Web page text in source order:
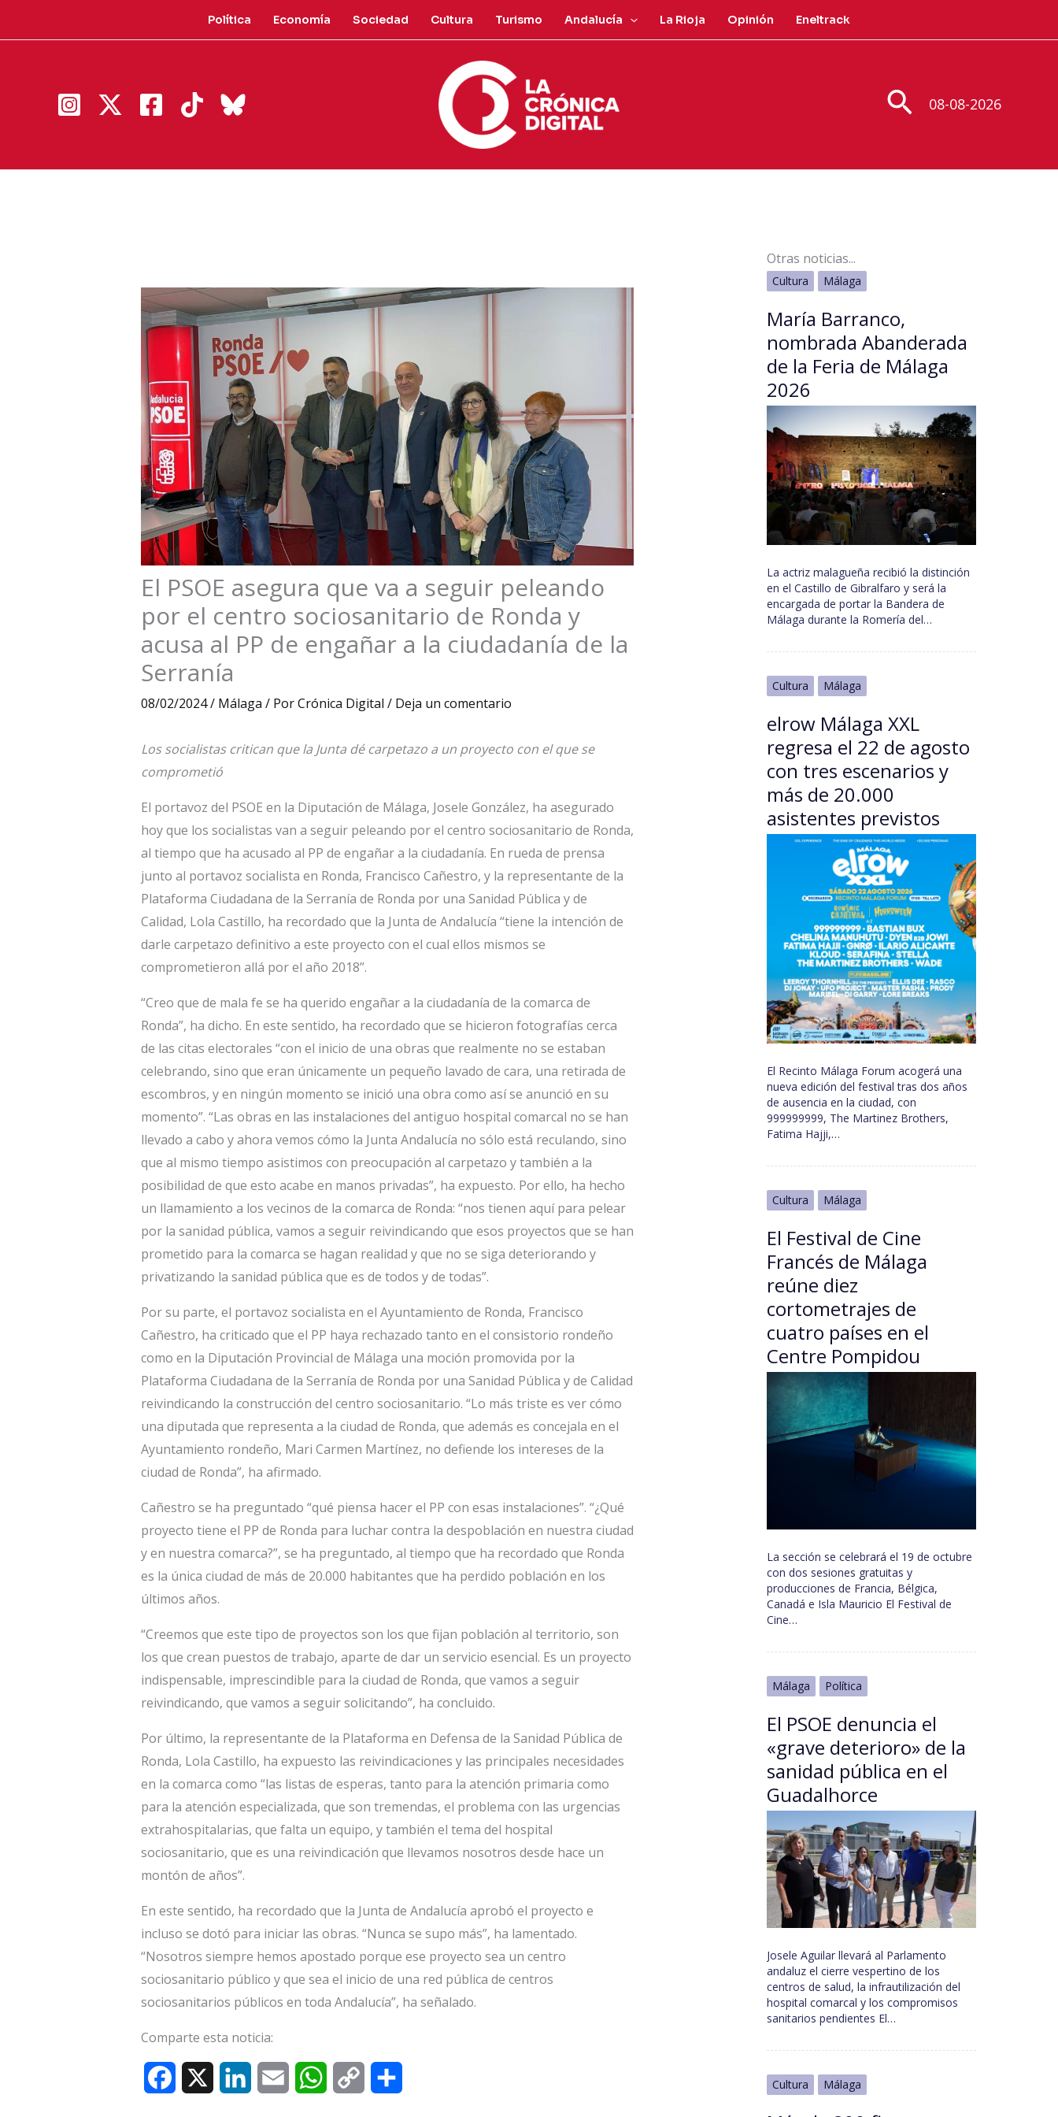
Política Economía Sociedad Cultura Turismo Andalucía La Rioja Opinión Eneltrack
Buscar
08-08-2026
El PSOE asegura que va a seguir peleando
por el centro sociosanitario de Ronda y
acusa al PP de engañar a la ciudadanía de la
Serranía
08/02/2024/ Málaga / PorCrónica Digital / Deja un comentario
Los socialistas critican que la Junta dé carpetazo a un proyecto con el que se
comprometió
El portavoz del PSOE en la Diputación de Málaga, Josele González, ha asegurado
hoy que los socialistas van a seguir peleando por el centro sociosanitario de Ronda,
al tiempo que ha acusado al PP de engañar a la ciudadanía. En rueda de prensa
junto al portavoz socialista en Ronda, Francisco Cañestro, y la representante de la
Plataforma Ciudadana de la Serranía de Ronda por una Sanidad Pública y de
Calidad, Lola Castillo, ha recordado que la Junta de Andalucía “tiene la intención de
darle carpetazo definitivo a este proyecto con el cual ellos mismos se
comprometieron allá por el año 2018”.
“Creo que de mala fe se ha querido engañar a la ciudadanía de la comarca de
Ronda”, ha dicho. En este sentido, ha recordado que se hicieron fotografías cerca
de las citas electorales “con el inicio de una obras que realmente no se estaban
celebrando, sino que eran únicamente un pequeño lavado de cara, una retirada de
escombros, y en ningún momento se inició una obra como así se anunció en su
momento”. “Las obras en las instalaciones del antiguo hospital comarcal no se han
llevado a cabo y ahora vemos cómo la Junta Andalucía no sólo está reculando, sino
que al mismo tiempo asistimos con preocupación al carpetazo y también a la
posibilidad de que esto acabe en manos privadas”, ha expuesto. Por ello, ha hecho
un llamamiento a los vecinos de la comarca de Ronda: “nos tienen aquí para pelear
por la sanidad pública, vamos a seguir reivindicando que esos proyectos que se han
prometido para la comarca se hagan realidad y que no se siga deteriorando y
privatizando la sanidad pública que es de todos y de todas”.
Por su parte, el portavoz socialista en el Ayuntamiento de Ronda, Francisco
Cañestro, ha criticado que el PP haya rechazado tanto en el consistorio rondeño
como en la Diputación Provincial de Málaga una moción promovida por la
Plataforma Ciudadana de la Serranía de Ronda por una Sanidad Pública y de Calidad
reivindicando la construcción del centro sociosanitario. “Lo más triste es ver cómo
una diputada que representa a la ciudad de Ronda, que además es concejala en el
Ayuntamiento rondeño, Mari Carmen Martínez, no defiende los intereses de la
ciudad de Ronda”, ha afirmado.
Cañestro se ha preguntado “qué piensa hacer el PP con esas instalaciones”. “¿Qué
proyecto tiene el PP de Ronda para luchar contra la despoblación en nuestra ciudad
y en nuestra comarca?”, se ha preguntado, al tiempo que ha recordado que Ronda
es la única ciudad de más de 20.000 habitantes que ha perdido población en los
últimos años.
“Creemos que este tipo de proyectos son los que fijan población al territorio, son
los que crean puestos de trabajo, aparte de dar un servicio esencial. Es un proyecto
indispensable, imprescindible para la ciudad de Ronda, que vamos a seguir
reivindicando, que vamos a seguir solicitando”, ha concluido.
Por último, la representante de la Plataforma en Defensa de la Sanidad Pública de
Ronda, Lola Castillo, ha expuesto las reivindicaciones y las principales necesidades
en la comarca como “las listas de esperas, tanto para la atención primaria como
para la atención especializada, que son tremendas, el problema con las urgencias
extrahospitalarias, que falta un equipo, y también el tema del hospital
sociosanitario, que es una reivindicación que llevamos nosotros desde hace un
montón de años”.
En este sentido, ha recordado que la Junta de Andalucía aprobó el proyecto e
incluso se dotó para iniciar las obras. “Nunca se supo más”, ha lamentado.
“Nosotros siempre hemos apostado porque ese proyecto sea un centro
sociosanitario público y que sea el inicio de una red pública de centros
sociosanitarios públicos en toda Andalucía”, ha señalado.
Comparte esta noticia:
W
Otras noticias...
Cultura Málaga
María Barranco,
nombrada Abanderada
de la Feria de Málaga
2026
La actriz malagueña recibió la distinción
en el Castillo de Gibralfaro y será la
encargada de portar la Bandera de
Málaga durante la Romería del…
Cultura Málaga
elrow Málaga XXL
regresa el 22 de agosto
con tres escenarios y
más de 20.000
asistentes previstos
El Recinto Málaga Forum acogerá una
nueva edición del festival tras dos años
de ausencia en la ciudad, con
999999999, The Martinez Brothers,
Fatima Hajji,…
Cultura Málaga
El Festival de Cine
Francés de Málaga
reúne diez
cortometrajes de
cuatro países en el
Centre Pompidou
La sección se celebrará el 19 de octubre
con dos sesiones gratuitas y
producciones de Francia, Bélgica,
Canadá e Isla Mauricio El Festival de
Cine…
Málaga Política
El PSOE denuncia el
«grave deterioro» de la
sanidad pública en el
Guadalhorce
Josele Aguilar llevará al Parlamento
andaluz el cierre vespertino de los
centros de salud, la infrautilización del
hospital comarcal y los compromisos
sanitarios pendientes El…
Cultura Málaga